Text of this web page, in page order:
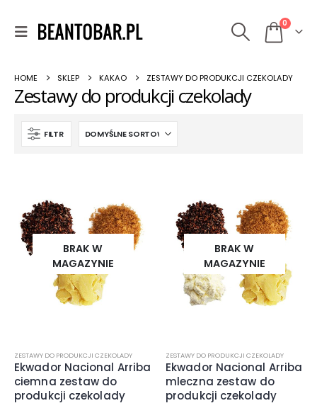
0
HOME SKLEP KAKAO ZESTAWY DO PRODUKCJI CZEKOLADY
Zestawy do produkcji czekolady
FILTR
BRAK W
MAGAZYNIE
ZESTAWY DO PRODUKCJI CZEKOLADY
Ekwador Nacional Arriba
ciemna zestaw do
produkcji czekolady
BRAK W
MAGAZYNIE
ZESTAWY DO PRODUKCJI CZEKOLADY
Ekwador Nacional Arriba
mleczna zestaw do
produkcji czekolady